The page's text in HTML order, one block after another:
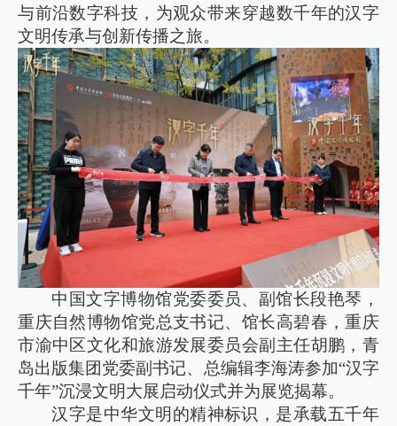
与前沿数字科技，为观众带来穿越数千年的汉字
文明传承与创新传播之旅。
中国文字博物馆党委委员、副馆长段艳琴，
重庆自然博物馆党总支书记、馆长高碧春，重庆
市渝中区文化和旅游发展委员会副主任胡鹏，青
岛出版集团党委副书记、总编辑李海涛参加“汉字
千年”沉浸文明大展启动仪式并为展览揭幕。
汉字是中华文明的精神标识，是承载五千年